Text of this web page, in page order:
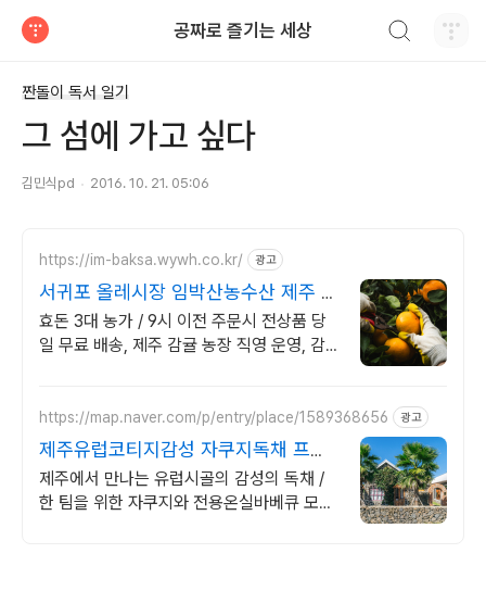
공짜로 즐기는 세상
짠돌이 독서 일기
그 섬에 가고 싶다
김민식pd 2016. 10. 21. 05:06
https://im-baksa.wywh.co.kr/ 광고
서귀포 올레시장 임박산농수산 제주 은
갈지, 옥돔 판매
효돈 3대 농가 / 9시 이전 주문시 전상품 당
일 무료 배송, 제주 감귤 농장 직영 운영, 감
https://map.naver.com/p/entry/place/1589368656 광고
제주유럽코티지감성 자쿠지독채 프라
이빗 제주여행, 유럽감성
제주에서 만나는 유럽시골의 감성의 독채 /
한 팀을 위한 자쿠지와 전용온실바베큐 모두